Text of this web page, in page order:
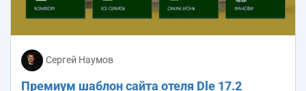
Сергей Наумов
Премиум шаблон сайта отеля Dle 17.2